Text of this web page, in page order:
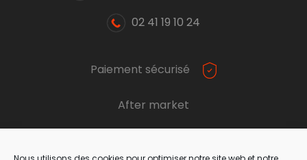
02 41 19 10 24
Paiement sécurisé
After market